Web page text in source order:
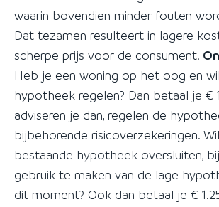
waarin bovendien minder fouten
Dat tezamen resulteert in lagere
scherpe prijs voor de consument.
Heb je een woning op het oog en
hypotheek regelen? Dan betaal je €
adviseren je dan, regelen de
bijbehorende risicoverzekeringen.
bestaande hypotheek oversluiten,
gebruik te maken van de lage
dit moment? Ook dan betaal je €